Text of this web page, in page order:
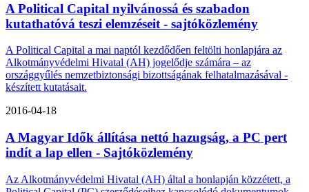
A Political Capital nyilvánossá és szabadon
kutathatóvá teszi elemzéseit - sajtóközlemény
A Political Capital a mai naptól kezdődően feltölti honlapjára az
Alkotmányvédelmi Hivatal (AH) jogelődje számára – az
országgyűlés nemzetbiztonsági bizottságának felhatalmazásával -
készített kutatásait.
2016-04-18
A Magyar Idők állítása nettó hazugság, a PC pert
indít a lap ellen - Sajtóközlemény
Az Alkotmányvédelmi Hivatal (AH) által a honlapján közzétett, a